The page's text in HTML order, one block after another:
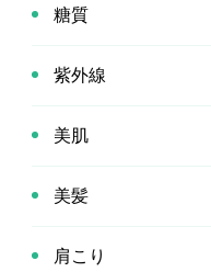
糖質
紫外線
美肌
美髪
肩こり